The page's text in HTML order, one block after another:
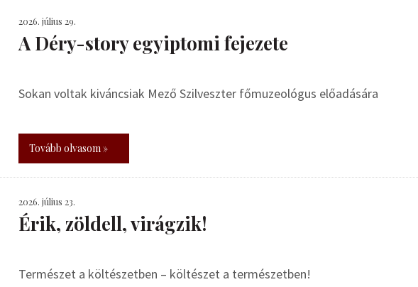
2026. július 29.
A Déry-story egyiptomi fejezete
Sokan voltak kiváncsiak Mező Szilveszter főmuzeológus előadására
Tovább olvasom »
2026. július 23.
Érik, zöldell, virágzik!
Természet a költészetben – költészet a természetben!